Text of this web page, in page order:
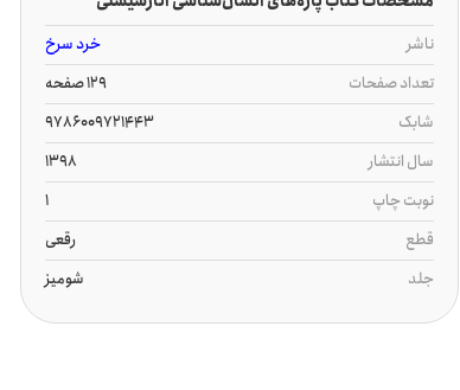
ناشر
خرد سرخ
تعداد صفحات
129 صفحه
شابک
9786009721443
سال انتشار
1398
نوبت چاپ
1
قطع
رقعی
جلد
شومیز